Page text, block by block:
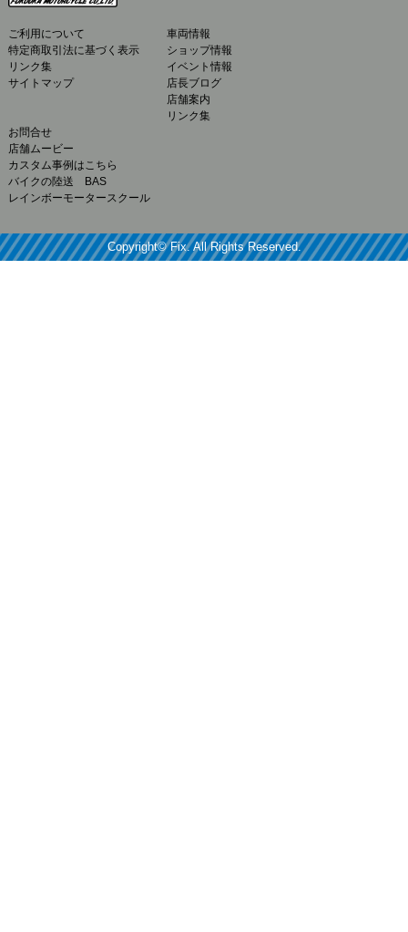
ご利用について
特定商取引法に基づく表示
リンク集
サイトマップ
車両情報
ショップ情報
イベント情報
店長ブログ
店舗案内
リンク集
お問合せ
店舗ムービー
カスタム事例はこちら
バイクの陸送 BAS
レインボーモータースクール
Copyright© Fix. All Rights Reserved.